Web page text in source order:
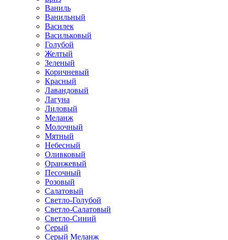
Ваниль
Ванильный
Василек
Васильковый
Голубой
Желтый
Зеленый
Коричневый
Красный
Лавандовый
Лагуна
Лиловый
Меланж
Молочный
Мятный
Небесный
Оливковый
Оранжевый
Песочный
Розовый
Салатовый
Светло-Голубой
Светло-Салатовый
Светло-Синий
Серый
Серый Меланж